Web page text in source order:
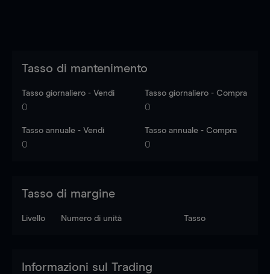
Tasso di mantenimento
Tasso giornaliero - Vendi
0
Tasso giornaliero - Compra
0
Tasso annuale - Vendi
0
Tasso annuale - Compra
0
Tasso di margine
Livello Numero di unità Tasso
Informazioni sul Trading